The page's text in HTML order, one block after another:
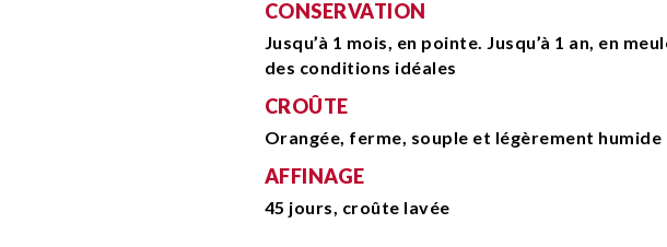
CONSERVATION
Jusqu’à 1 mois, en pointe. Jusqu’à 1 an, en
des conditions idéales
CROÛTE
Orangée, ferme, souple et légèrement humide
AFFINAGE
45 jours, croûte lavée